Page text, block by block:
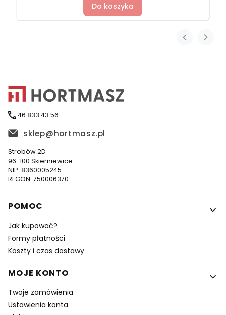
Do koszyka
46 833 43 56
sklep@hortmasz.pl
Strobów 2D
96-100 Skierniewice
NIP: 8360005245
REGON: 750006370
Linki w stopce
POMOC
Jak kupować?
Formy płatności
Koszty i czas dostawy
MOJE KONTO
Twoje zamówienia
Ustawienia konta